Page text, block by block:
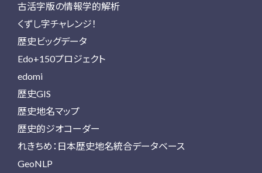
古活字版の情報学的解析
くずし字チャレンジ！
歴史ビッグデータ
Edo+150プロジェクト
edomi
歴史GIS
歴史地名マップ
歴史的ジオコーダー
れきちめ：日本歴史地名統合データベース
GeoNLP